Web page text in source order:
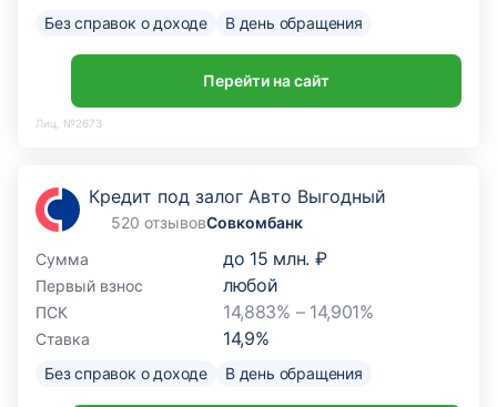
Без справок о доходе В день обращения
Перейти на сайт
Лиц. №2673
Кредит под залог Авто Выгодный
520 отзывовСовкомбанк
Сумма
до 15 млн. ₽
Первый взнос любой
ПСК 14,883% – 14,901%
Ставка 14,9%
Без справок о доходе В день обращения